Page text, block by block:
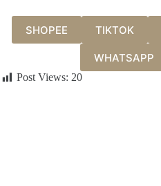
SHOPEE TIKTOK
WHATSAPP
Post Views: 20